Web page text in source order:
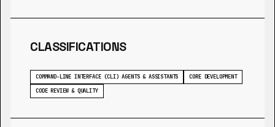
CLASSIFICATIONS
COMMAND-LINE INTERFACE (CLI) AGENTS & ASSISTANTS
CORE DEVELOPMENT
CODE REVIEW & QUALITY